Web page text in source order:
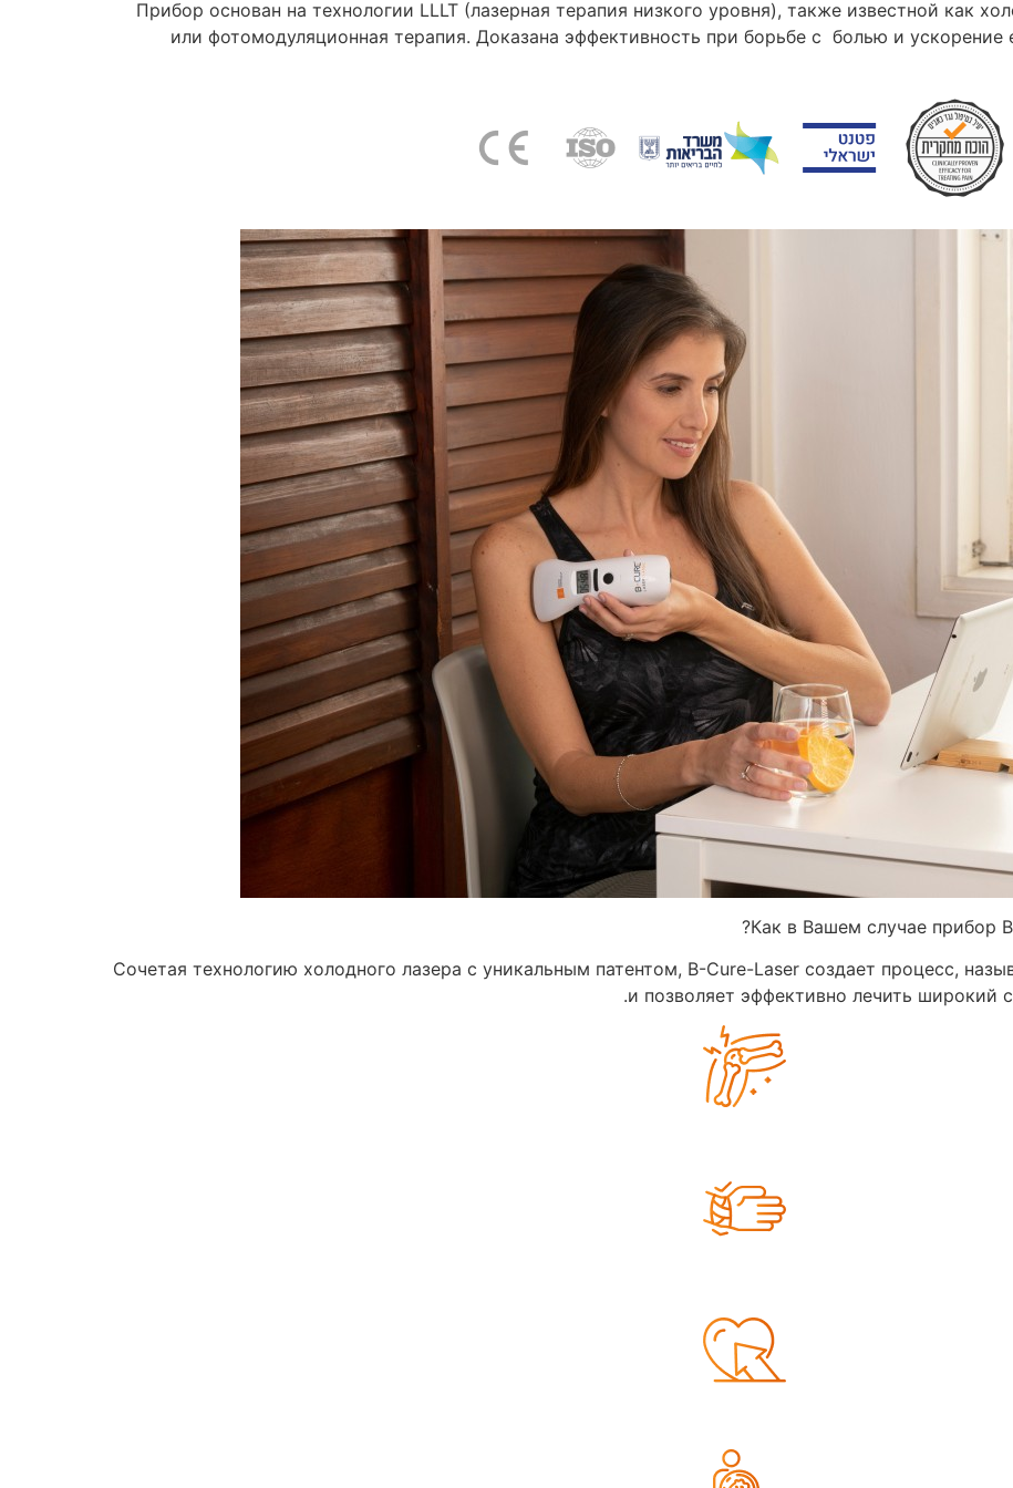
Прибор основан на технологии LLLT (лазерная терапия низкого уровня), также известной как
или фотомодуляционная терапия. Доказана эффективность при борьбе с болью и ускорение
Как в Вашем случае прибор
Сочетая технологию холодного лазера с уникальным патентом, B-Cure-Laser создает процесс,
и позволяет эффективно лечить широкий